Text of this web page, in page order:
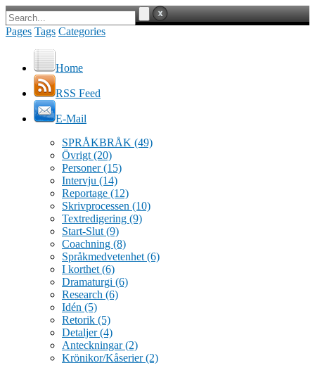
Pages Tags Categories
Home
RSS Feed
E-Mail
SPRÅKBRÅK (49)
Övrigt (20)
Personer(15)
Intervju (14)
Reportage (12)
Skrivprocessen (10)
Textredigering (9)
Start-Slut (9)
Coachning (8)
Språkmedvetenhet (6)
I korthet (6)
Dramaturgi (6)
Research (6)
Idén (5)
Retorik (5)
Detaljer(4)
Anteckningar(2)
Krönikor/Kåserier(2)